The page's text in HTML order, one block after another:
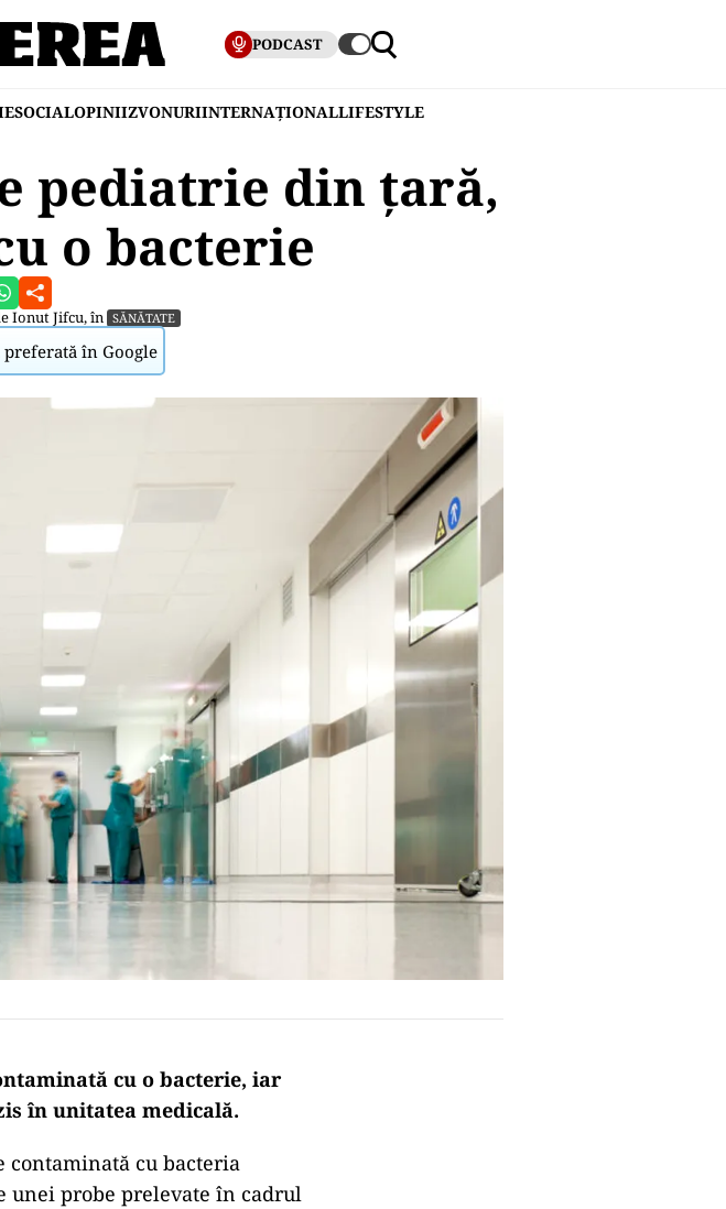
PODCAST
SOCIALOPINIIZVONURIINTERNAȚIONALLIFESTYLE
pediatrie din ţară,
o bacterie
Ionut Jifcu, în SĂNĂTATE
preferată în Google
cu o bacterie, iar
în unitatea medicală.
contaminată cu bacteria
unei probe prelevate în cadrul